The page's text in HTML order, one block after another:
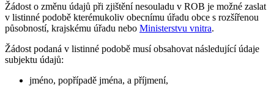
Žádost o změnu údajů při zjištění nesouladu v ROB je možné zaslat
v listinné podobě kterémukoliv obecnímu úřadu obce s rozšířenou
působností, krajskému úřadu nebo Ministerstvu vnitra.
Žádost podaná v listinné podobě musí obsahovat následující údaje
subjektu údajů:
jméno, popřípadě jména, a příjmení,